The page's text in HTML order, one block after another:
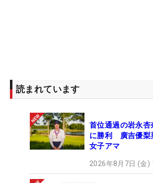
読まれています
首位通過の岩永
に勝利 廣吉優梨
女子アマ
2026年8月7日 (金)